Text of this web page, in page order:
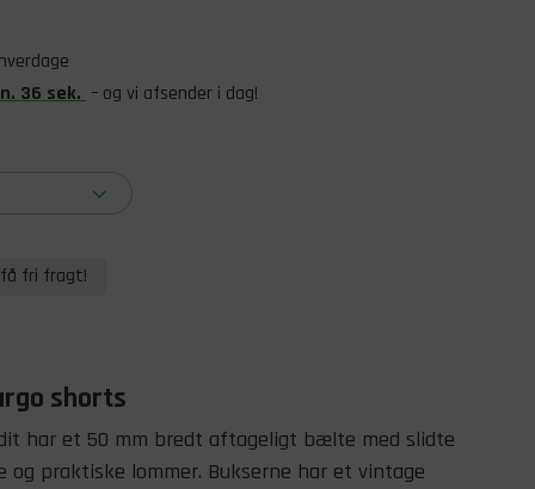
. 35 sek. – og vi afsender i dag!
fri fragt!
shorts
har et 50 mm bredt aftageligt bælte med slidte
og praktiske lommer. Bukserne har et vintage